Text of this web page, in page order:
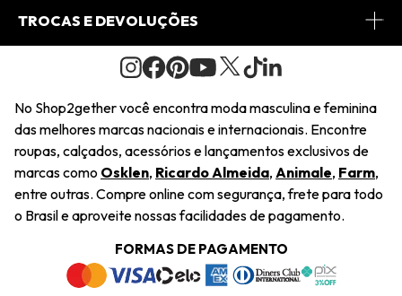
Journal
Saiu na Mídia
Sustentabilidade
Navegando
Termos e Condições
Regulamento e Promoções
Minha Conta
Pedido de Presente
Wishlist
TROCAS E DEVOLUÇÕES
Condições Gerais
Troca Fácil
Restituição de Pagamento
Dúvidas Frequentes
Termos e Condições
Política de Privacidade
No Shop2gether você encontra moda masculina e feminina
das melhores marcas nacionais e internacionais. Encontre
roupas, calçados, acessórios e lançamentos exclusivos de
marcas como Osklen, Ricardo Almeida, Animale, Farm,
entre outras. Compre online com segurança, frete para todo
o Brasil e aproveite nossas facilidades de pagamento.
FORMAS DE PAGAMENTO